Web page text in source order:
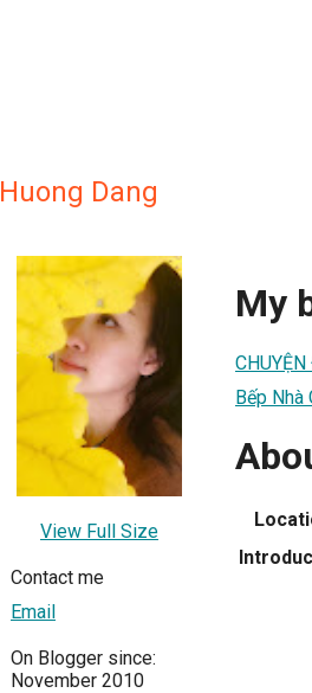
Huong Dang
View Full Size
Contact me
Email
On Blogger since:
November 2010
My
Bếp Nhà